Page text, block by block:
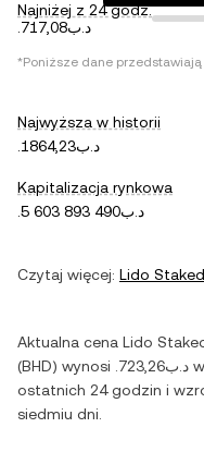
Najniżej z 24 godz.
.د.ب717,08
*Poniższe dane
Najwyższa w historii
.د.ب1864,23
Kapitalizacja rynkowa
.د.ب5 603 893 490
Czytaj więcej: Lido
Aktualna cena Lido
(BHD) wynosi .د.ب723,26
ostatnich 24 godzin i
siedmiu dni.